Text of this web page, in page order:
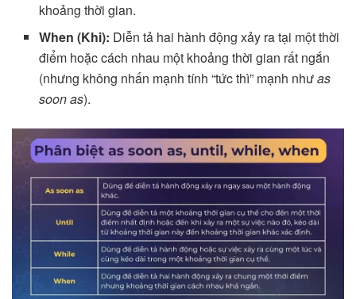
khoảng thời gian.
When (Khi): Diễn tả hai hành động xảy ra tại một thời
điểm hoặc cách nhau một khoảng thời gian rất ngắn
(nhưng không nhấn mạnh tính “tức thì” mạnh nhưas
soon as).